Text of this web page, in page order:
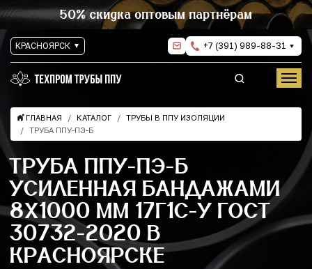
50% скидка оптовым партнёрам
КРАСНОЯРСК +7 (391) 989-88-31
ГЛАВНАЯ КАТАЛОГ
ТРУБЫ В ППУ ИЗОЛЯЦИИ
ТРУБА ППУ-ПЭ-Б
ТРУБА ППУ-ПЭ-Б
УСИЛЕННАЯ БАНДАЖАМИ
8Х1000 ММ 17Г1С-У ГОСТ
30732-2020 В
КРАСНОЯРСКЕ